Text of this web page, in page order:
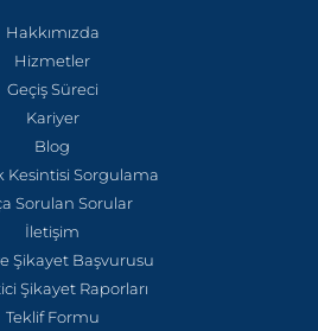
Hakkımızda
Hizmetler
Geçiş Süreci
Kariyer
Blog
Kesintisi Sorgulama
Sorulan Sorular
İletişim
Şikayet Başvurusu
Şikayet Raporları
Teklif Formu